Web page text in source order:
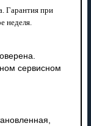
Гарантия при
неделя.
сервисном